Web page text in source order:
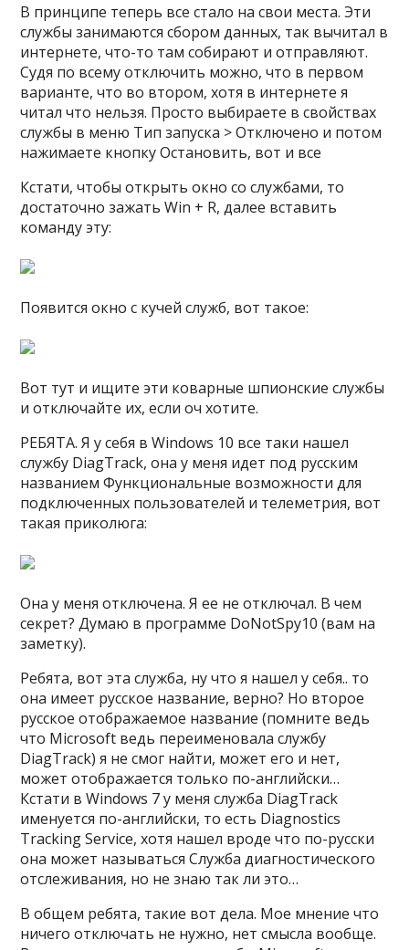
В принципе теперь все стало на свои места. Эти
службы занимаются сбором данных, так вычитал в
интернете, что-то там собирают и отправляют.
Судя по всему отключить можно, что в первом
варианте, что во втором, хотя в интернете я
читал что нельзя. Просто выбираете в свойствах
службы в меню Тип запуска > Отключено и потом
нажимаете кнопку Остановить, вот и все
Кстати, чтобы открыть окно со службами, то
достаточно зажать Win + R, далее вставить
команду эту:
Появится окно с кучей служб, вот такое:
Вот тут и ищите эти коварные шпионские службы
и отключайте их, если оч хотите.
РЕБЯТА. Я у себя в Windows 10 все таки нашел
службу DiagTrack, она у меня идет под русским
названием Функциональные возможности для
подключенных пользователей и телеметрия, вот
такая приколюга:
Она у меня отключена. Я ее не отключал. В чем
секрет? Думаю в программе DoNotSpy10 (вам на
заметку).
Ребята, вот эта служба, ну что я нашел у себя.. то
она имеет русское название, верно? Но второе
русское отображаемое название (помните ведь
что Microsoft ведь переименовала службу
DiagTrack) я не смог найти, может его и нет,
может отображается только по-английски…
Кстати в Windows 7 у меня служба DiagTrack
именуется по-английски, то есть Diagnostics
Tracking Service, хотя нашел вроде что по-русски
она может называться Служба диагностического
отслеживания, но не знаю так ли это…
В общем ребята, такие вот дела. Мое мнение что
ничего отключать не нужно, нет смысла вообще.